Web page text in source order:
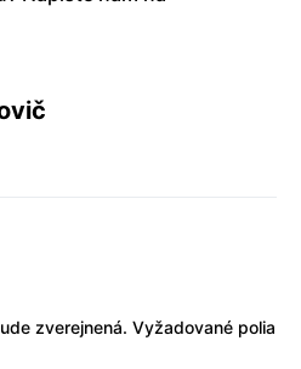
zverejnená. Vyžadované polia